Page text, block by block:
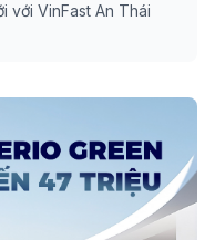
với VinFast An Thái